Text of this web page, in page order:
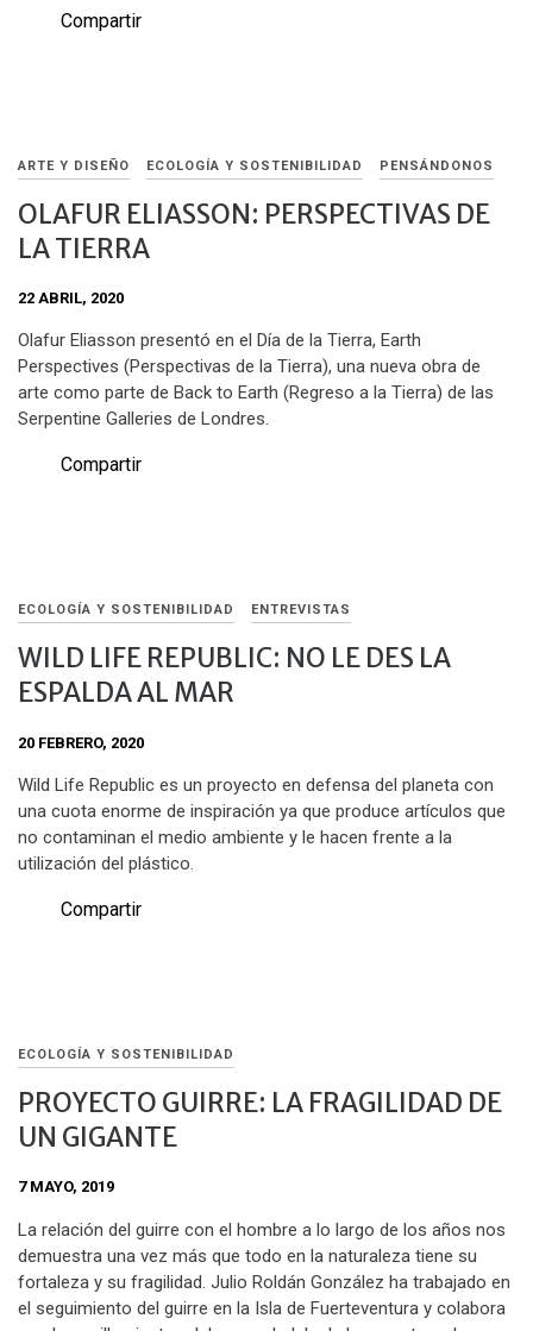
Compartir
ARTE Y DISEÑO ECOLOGÍA Y SOSTENIBILIDAD PENSÁNDONOS
OLAFUR ELIASSON: PERSPECTIVAS DE
LA TIERRA
22 ABRIL, 2020
Olafur Eliasson presentó en el Día de la Tierra, Earth
Perspectives (Perspectivas de la Tierra), una nueva obra de
arte como parte de Back to Earth (Regreso a la Tierra) de las
Serpentine Galleries de Londres.
Compartir
ECOLOGÍA Y SOSTENIBILIDAD ENTREVISTAS
WILD LIFE REPUBLIC: NO LE DES LA
ESPALDA AL MAR
20 FEBRERO, 2020
Wild Life Republic es un proyecto en defensa del planeta con
una cuota enorme de inspiración ya que produce artículos que
no contaminan el medio ambiente y le hacen frente a la
utilización del plástico.
Compartir
ECOLOGÍA Y SOSTENIBILIDAD
PROYECTO GUIRRE: LA FRAGILIDAD DE
UN GIGANTE
7 MAYO, 2019
La relación del guirre con el hombre a lo largo de los años nos
demuestra una vez más que todo en la naturaleza tiene su
fortaleza y su fragilidad. Julio Roldán González ha trabajado en
el seguimiento del guirre en la Isla de Fuerteventura y colabora